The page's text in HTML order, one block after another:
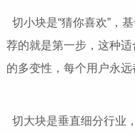
切小块是“猜你喜欢”，
荐的就是第一步，这种
的多变性，每个用户永远
切大块是垂直细分行业